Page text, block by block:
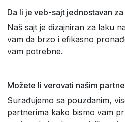
Da li je veb-sajt jednostavan
Naš sajt je dizajniran za laku
vam da brzo i efikasno
vam potrebne.
Možete li verovati našim
Surađujemo sa pouzdanim,
partnerima kako bismo vam